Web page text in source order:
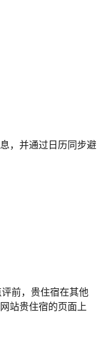
，并通过日历同步避
前，贵住宿在其他
站贵住宿的页面上